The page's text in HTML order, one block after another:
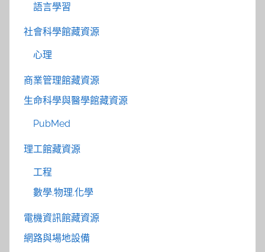
語言學習
社會科學館藏資源
心理
商業管理館藏資源
生命科學與醫學館藏資源
PubMed
理工館藏資源
工程
數學.物理.化學
電機資訊館藏資源
網路與場地設備